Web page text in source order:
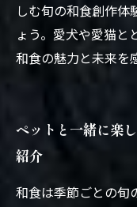
しむ旬の和食創作体
ょう。愛犬や愛猫と
和食の魅力と未来を
ペットと一緒に楽
紹介
和食は季節ごとの旬